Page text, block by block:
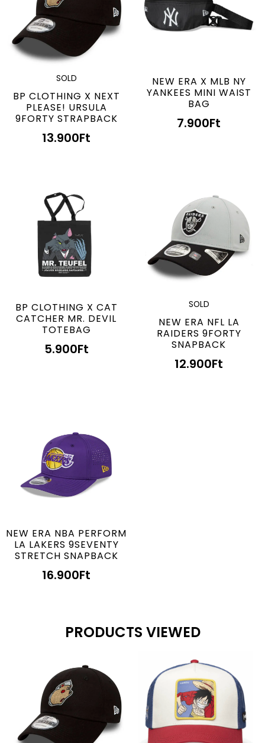
SOLD
BP CLOTHING X NEXT
PLEASE! URSULA
9FORTY STRAPBACK
13.900Ft
NEW ERA X MLB NY
YANKEES MINI WAIST
BAG
7.900Ft
BP CLOTHING X CAT
CATCHER MR. DEVIL
TOTEBAG
5.900Ft
SOLD
NEW ERA NFL LA
RAIDERS 9FORTY
SNAPBACK
12.900Ft
NEW ERA NBA PERFORM
LA LAKERS 9SEVENTY
STRETCH SNAPBACK
16.900Ft
PRODUCTS VIEWED